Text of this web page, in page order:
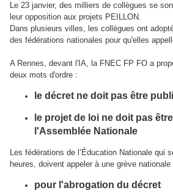
Le 23 janvier, des milliers de collègues se
leur opposition aux projets PEILLON.
Dans plusieurs villes, les collègues ont
des fédérations nationales pour qu'elles
A Rennes, devant l'IA, la FNEC FP FO a
deux mots d'ordre :
le décret ne doit pas être
le projet de loi ne doit pas
l'Assemblée Nationale
Les fédérations de l’Éducation Nationale qui
heures, doivent appeler à une grève nationale
pour l'abrogation du décret